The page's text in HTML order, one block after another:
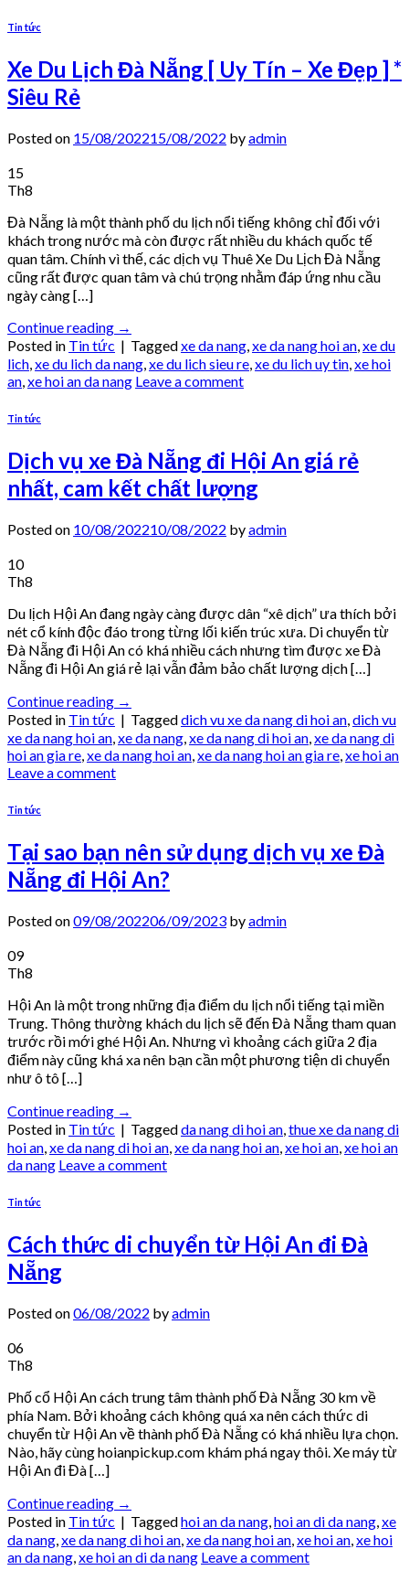
Tin tức
Xe Du Lịch Đà Nẵng [ Uy Tín – Xe Đẹp ] *
Siêu Rẻ
Posted on 15/08/202215/08/2022 byadmin
15
Th8
Đà Nẵng là một thành phố du lịch nổi tiếng không chỉ đối với
khách trong nước mà còn được rất nhiều du khách quốc tế
quan tâm. Chính vì thế, các dịch vụ Thuê Xe Du Lịch Đà Nẵng
cũng rất được quan tâm và chú trọng nhằm đáp ứng nhu cầu
ngày càng […]
Continue reading →
Posted in Tin tức | Taggedxe da nang,xe da nang hoi an,xe du
lich,xe du lich da nang,xe du lich sieu re,xe du lich uy tin,xe hoi
an,xe hoi an da nang Leave a comment
Tin tức
Dịch vụ xe Đà Nẵng đi Hội An giá rẻ
nhất, cam kết chất lượng
Posted on 10/08/202210/08/2022 byadmin
10
Th8
Du lịch Hội An đang ngày càng được dân “xê dịch” ưa thích bởi
nét cổ kính độc đáo trong từng lối kiến trúc xưa. Di chuyển từ
Đà Nẵng đi Hội An có khá nhiều cách nhưng tìm được xe Đà
Nẵng đi Hội An giá rẻ lại vẫn đảm bảo chất lượng dịch […]
Continue reading →
Posted in Tin tức | Taggeddich vu xe da nang di hoi an,dich vu
xe da nang hoi an,xe da nang,xe da nang di hoi an,xe da nang di
hoi an gia re,xe da nang hoi an,xe da nang hoi an gia re,xe hoi an
Leave a comment
Tin tức
Tại sao bạn nên sử dụng dịch vụ xe Đà
Nẵng đi Hội An?
Posted on09/08/202206/09/2023 byadmin
09
Th8
Hội An là một trong những địa điểm du lịch nổi tiếng tại miền
Trung. Thông thường khách du lịch sẽ đến Đà Nẵng tham quan
trước rồi mới ghé Hội An. Nhưng vì khoảng cách giữa 2 địa
điểm này cũng khá xa nên bạn cần một phương tiện di chuyển
như ô tô […]
Continue reading →
Posted in Tin tức | Taggedda nang di hoi an,thue xe da nang di
hoi an,xe da nang di hoi an,xe da nang hoi an,xe hoi an,xe hoi an
da nang Leave a comment
Tin tức
Cách thức di chuyển từ Hội An đi Đà
Nẵng
Posted on06/08/2022 byadmin
06
Th8
Phố cổ Hội An cách trung tâm thành phố Đà Nẵng 30 km về
phía Nam. Bởi khoảng cách không quá xa nên cách thức di
chuyển từ Hội An về thành phố Đà Nẵng có khá nhiều lựa chọn.
Nào, hãy cùng hoianpickup.com khám phá ngay thôi. Xe máy từ
Hội An đi Đà […]
Continue reading →
Posted in Tin tức | Taggedhoi an da nang hoi an di da nang xe
da nang xe da nang di hoi an xe da nang hoi an xe hoi an xe hoi
an da nang xe hoi an di da nang Leave a comment